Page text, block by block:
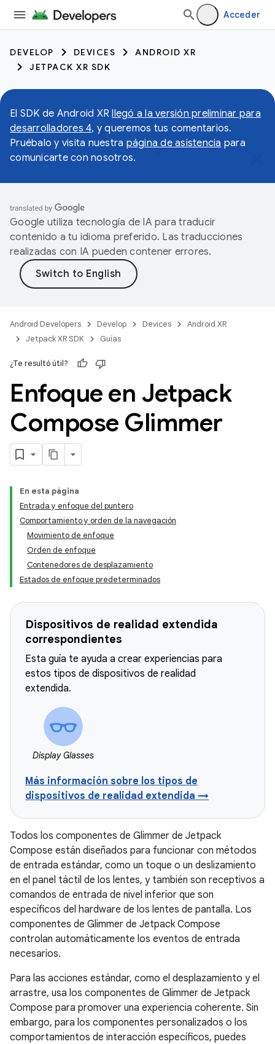
Acceder
DEVELOP DEVICES
ANDROID XR
JETPACK XR SDK
El SDK de Android XRllegó a la versión preliminar para
desarrolladores 4, y queremos tus comentarios.
Pruébalo y visita nuestra página de asistencia para
comunicarte con nosotros.
Google utiliza tecnología de IA para traducir
contenido a tu idioma preferido. Las traducciones
realizadas con IA pueden contener errores.
Android Developers Develop Devices
Android XR
Jetpack XR SDK
Guías
¿Te resultó útil?
Enfoque en Jetpack
Compose Glimmer
En esta página
Entrada y enfoque del puntero
Comportamiento y orden de la navegación
Movimiento de enfoque
Orden de enfoque
Contenedores de desplazamiento
Estados de enfoque predeterminados
Dispositivos de realidad extendida
correspondientes
Esta guía te ayuda a crear experiencias para
estos tipos de dispositivos de realidad
extendida.
Display Glasses
Más información sobre los tipos de
dispositivos de realidad extendida →
Todos los componentes de Glimmer de Jetpack
Compose están diseñados para funcionar con métodos
de entrada estándar, como un toque o un deslizamiento
en el panel táctil de los lentes, y también son receptivos a
comandos de entrada de nivel inferior que son
específicos del hardware de los lentes de pantalla. Los
componentes de Glimmer de Jetpack Compose
controlan automáticamente los eventos de entrada
necesarios.
Para las acciones estándar, como el desplazamiento y el
arrastre, usa los componentes de Glimmer de Jetpack
Compose para promover una experiencia coherente. Sin
embargo, para los componentes personalizados o los
comportamientos de interacción específicos, puedes